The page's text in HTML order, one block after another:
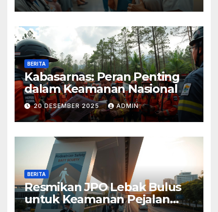
BERITA
Kabasarnas: Peran Penting
dalam Keamanan Nasional
20 DESEMBER 2025 ADMIN
BERITA
Resmikan JPO Lebak Bulus
untuk Keamanan Pejalan